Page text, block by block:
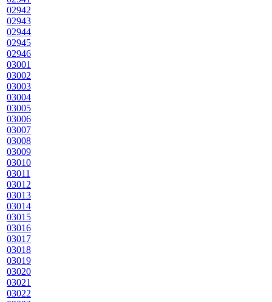
02942
02943
02944
02945
02946
03001
03002
03003
03004
03005
03006
03007
03008
03009
03010
03011
03012
03013
03014
03015
03016
03017
03018
03019
03020
03021
03022